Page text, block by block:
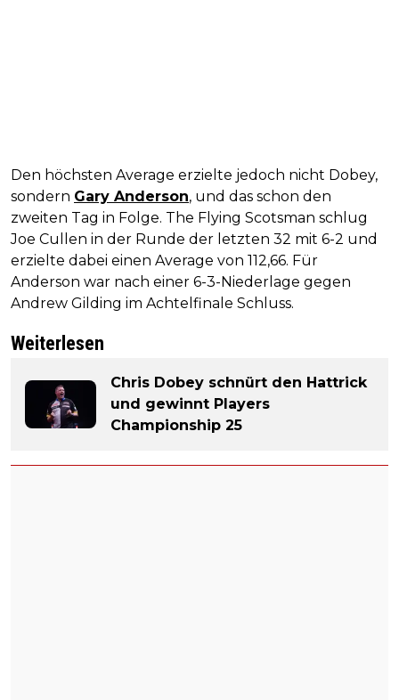
Den höchsten Average erzielte jedoch nicht Dobey,
sondern Gary Anderson, und das schon den
zweiten Tag in Folge. The Flying Scotsman schlug
Joe Cullen in der Runde der letzten 32 mit 6-2 und
erzielte dabei einen Average von 112,66. Für
Anderson war nach einer 6-3-Niederlage gegen
Andrew Gilding im Achtelfinale Schluss.
Weiterlesen
Chris Dobey schnürt den Hattrick
und gewinnt Players
Championship 25